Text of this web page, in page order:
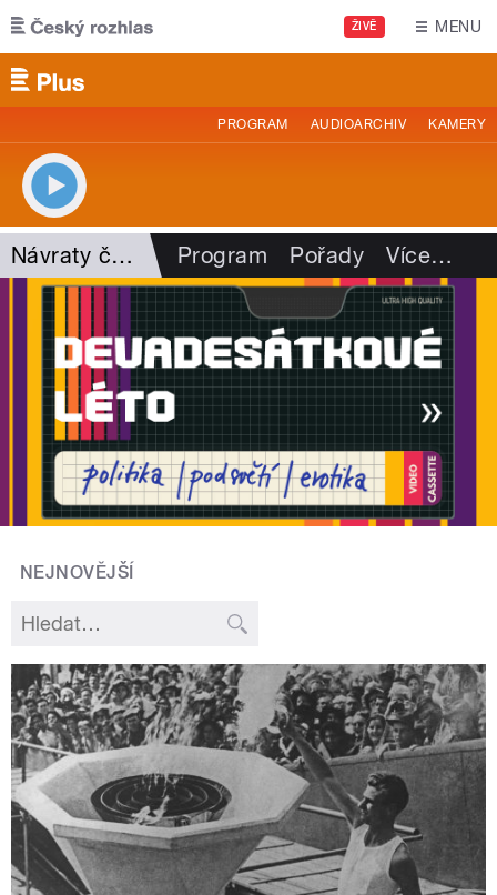
Přejít k hlavnímu obsahu
ŽIVĚ MENU
PROGRAM AUDIOARCHIV KAMERY
Návraty časem Program Pořady Více…
NEJNOVĚJŠÍ